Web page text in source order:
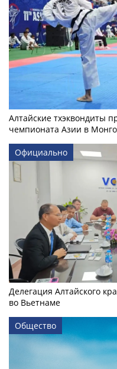
Алтайские тхэквондиты
чемпионата Азии в
Официально
Делегация Алтайского
во Вьетнаме
Общество